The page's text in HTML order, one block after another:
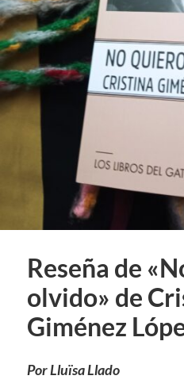
Reseña de
olvido» de
Giménez
Por Lluïsa Llado